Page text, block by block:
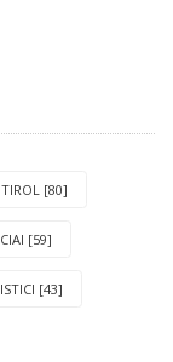
[80]
[59]
[43]